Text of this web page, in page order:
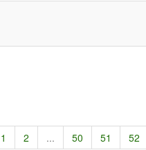
1 2 ... 50 51 52